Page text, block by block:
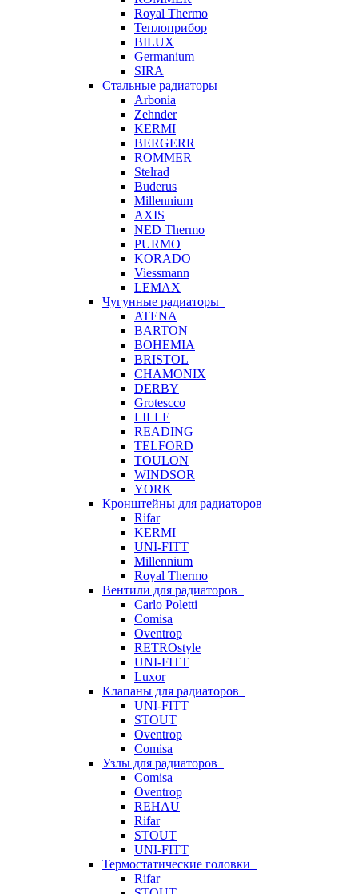
Royal Thermo
Теплоприбор
BILUX
Germanium
SIRA
Стальные радиаторы
Arbonia
Zehnder
KERMI
BERGERR
ROMMER
Stelrad
Buderus
Millennium
AXIS
NED Thermo
PURMO
KORADO
Viessmann
LEMAX
Чугунные радиаторы
ATENA
BARTON
BOHEMIA
BRISTOL
CHAMONIX
DERBY
Grotescco
LILLE
READING
TELFORD
TOULON
WINDSOR
YORK
Кронштейны для радиаторов
Rifar
KERMI
UNI-FITT
Millennium
Royal Thermo
Вентили для радиаторов
Carlo Poletti
Comisa
Oventrop
RETROstyle
UNI-FITT
Luxor
Клапаны для радиаторов
UNI-FITT
STOUT
Oventrop
Comisa
Узлы для радиаторов
Comisa
Oventrop
REHAU
Rifar
STOUT
UNI-FITT
Термостатические головки
Rifar